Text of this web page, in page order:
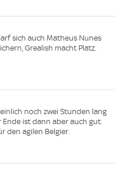
sich auch Matheus Nunes
Grealish macht Platz.
noch zwei Stunden lang
Ende ist dann aber auch gut.
den agilen Belgier.